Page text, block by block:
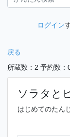
ログイン
戻る
所蔵数：2 予約数：
ソラタと
はじめてのたん